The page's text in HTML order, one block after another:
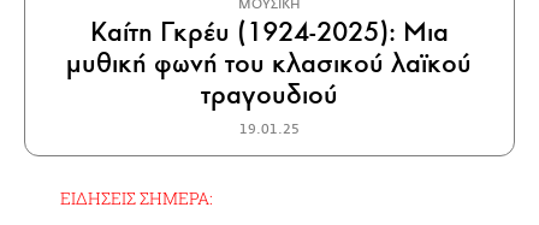
ΜΟΥΣΙΚΗ
Καίτη Γκρέυ (1924-2025): Μια
μυθική φωνή του κλασικού λαϊκού
τραγουδιού
19.01.25
ΕΙΔΗΣΕΙΣ ΣΗΜΕΡΑ: